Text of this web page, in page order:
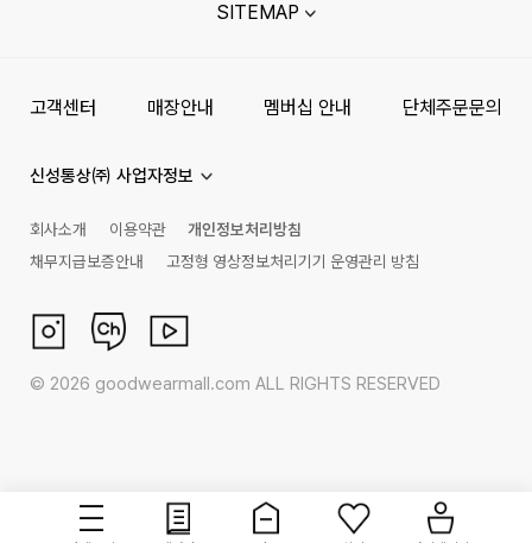
SITEMAP
고객센터 매장안내 멤버십 안내 단체주문문의
신성통상㈜ 사업자정보
회사소개 이용약관
개인정보처리방침
채무지급보증안내
고정형 영상정보처리기기 운영관리 방침
© 2026 goodwearmall.com ALL RIGHTS RESERVED